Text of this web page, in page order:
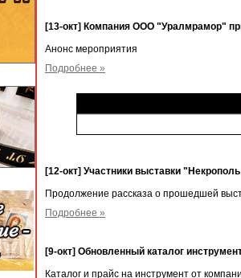
[13-окт] Компания ООО "Уралмрамор"
Анонс мероприятия
Подробнее »
[12-окт] Участники выставки
Продолжение рассказа о прошедшей
Подробнее »
[9-окт] Обновленный каталог
Каталог и прайс на инструмент от